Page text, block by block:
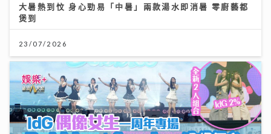
大暑熱到忟 身心勁易「中暑」兩款湯水即消暑 零廚藝都
煲到
23/07/2026